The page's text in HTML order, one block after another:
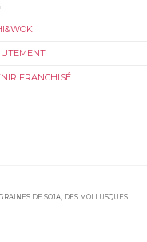
FRANCHISÉ
DE SOJA, DES MOLLUSQUES.